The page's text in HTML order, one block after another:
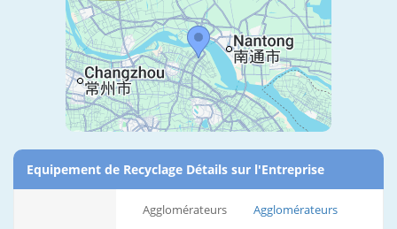
Equipement de Recyclage Détails sur l'Entreprise
Agglomérateurs
Agglomérateurs